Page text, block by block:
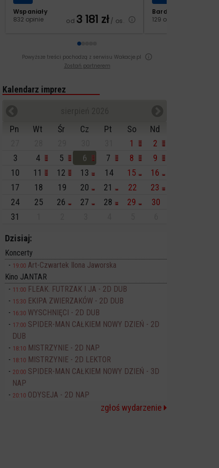
Wspaniały
832 opinie
od 3 181 zł/ os.
Bardzo dobry
129 opinii
Powyższe treści pochodzą z serwisu Wakacje.pl
Zostań partnerem
Kalendarz imprez
Pn
Wt Śr Cz Pt So
Nd
1
2
3
4 5 6 7 8
9
10
11 12 13 14 15
16
17
18 19 20 21 22
23
24
25 26 27 28 29
30
31
Dzisiaj:
Koncerty
19:00 Art-Czwartek Ilona Jaworska
Kino JANTAR
11:00 FLEAK. FUTRZAK I JA - 2D DUB
15:30 EKIPA ZWIERZAKÓW - 2D DUB
16:30 WYSCHNIĘCI - 2D DUB
17:00 SPIDER-MAN CAŁKIEM NOWY DZIEŃ - 2D
DUB
18:10 MISTRZYNIE - 2D NAP
18:10 MISTRZYNIE - 2D LEKTOR
20:00 SPIDER-MAN CAŁKIEM NOWY DZIEŃ - 3D
NAP
20:10 ODYSEJA - 2D NAP
zgłoś wydarzenie